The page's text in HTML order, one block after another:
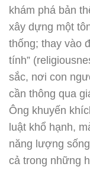
khám phá bản
xây dựng một
thống; thay vào
tính”
sắc, nơi con
cần thông qua
Ông khuyến
luật khổ hạnh,
năng lượng
cả trong những